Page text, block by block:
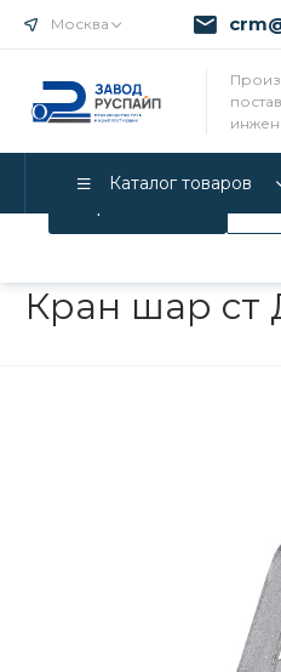
Мы используем Cookie.
Москва
Каталог товаров
Кран шар ст